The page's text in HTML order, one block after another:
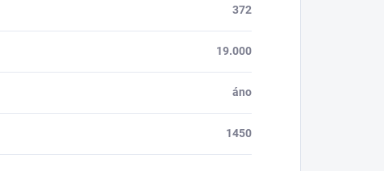
372
19.000
áno
1450